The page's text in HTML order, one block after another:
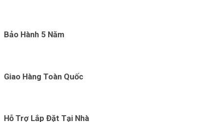
Bảo Hành 5 Năm
Giao Hàng Toàn Quốc
Hỗ Trợ Lắp Đặt Tại Nhà